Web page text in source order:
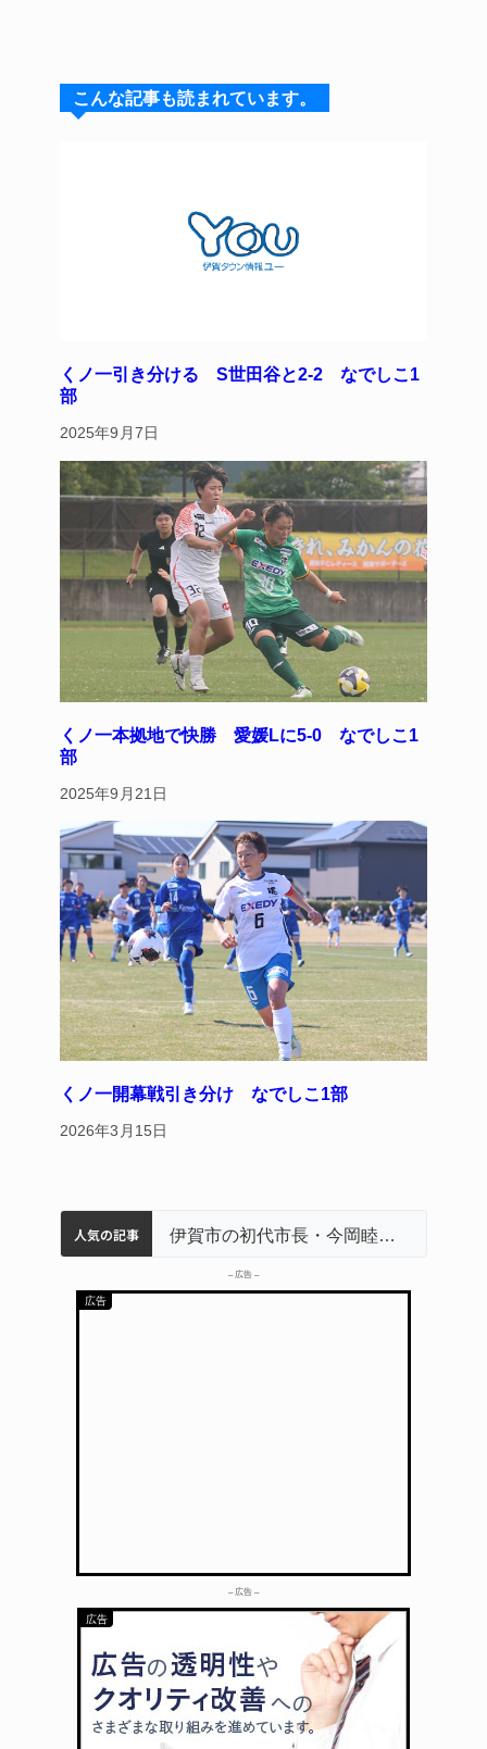
s
k
a
d
e
b
k
e
st
こんな記事も読まれています。
くノ一引き分ける S世田谷と2‐2 なでしこ1
部
2025年9月7日
くノ一本拠地で快勝 愛媛Lに5‐0 なでしこ1
部
2025年9月21日
くノ一開幕戦引き分け なでしこ1部
2026年3月15日
人気の記事
名張市水道料金47％値上げへ 答申案、審議会で大筋まとまる
名張市立病院のDMAT、熊本地震の被災地へ 能登以来3回目の派遣
特産「白鳳梨」の出荷最盛期 直売所にぎわう 伊賀 伊賀市の初代市長・今岡睦之さん死去 87歳
– 広告 –
– 広告 –